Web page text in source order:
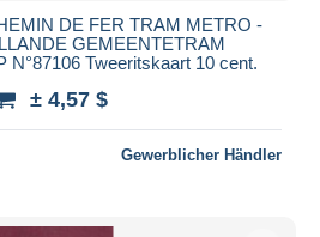
DE FER TRAM METRO -
GEMEENTETRAM
N°87106 Tweeritskaart 10 cent.
± 4,57 $
Gewerblicher Händler